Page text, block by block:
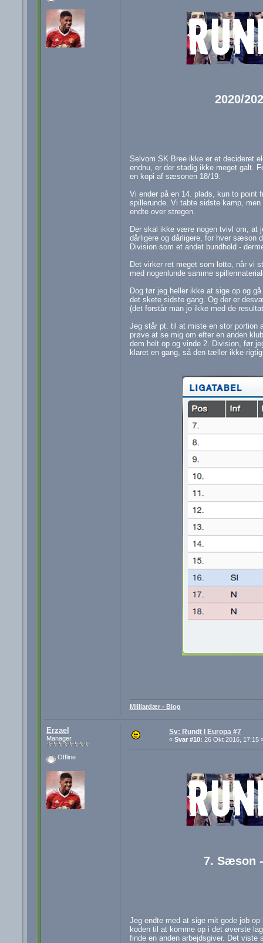
2020/
Selvom SK Bree ikke er et decideret
endnu, er der stadig ikke meget galt.
en kopi af sæsonen 18/19.
Vi ender på en 14. plads, kun to point
spillerunde. Vi tabte sidste kamp,
endte over stregen.
Der skal ikke være nogen tvivl om, at
dårligere og dårligere, for hver sæson
Division som et andet bundhold -
Det virker ret meget som lotto, når vi
med nogenlunde samme
Dog tør jeg heller ikke at sige op og
det skete sidste gang. Og der er
(det forstår man jo ikke med de
Jeg står pt. til at miste en stor portion
prøve at se mig om efter en anden
dem helt op og vinde 2. Division, før
klaret en gang, så den tæller ikke
Milliardær - Blog
Erzael
Manager
Offline
Sv: Rundt I Europa #7
« Svar #10: 26 Okt 2016, 17:15
7. Sæson
Jeg endte med at sige mit gode job
koden til at komme op i det øverste
finde en anden arbejdsgiver. Det